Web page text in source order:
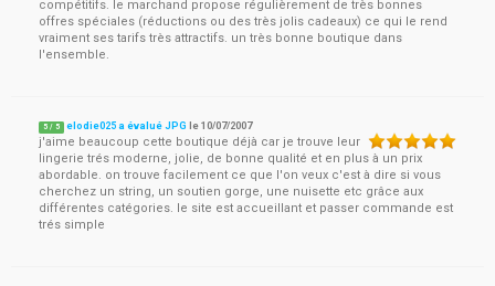
compétitifs. le marchand propose régulièrement de très bonnes
offres spéciales (réductions ou des très jolis cadeaux) ce qui le rend
vraiment ses tarifs très attractifs. un très bonne boutique dans
l'ensemble.
5 / 5 elodie025 a évalué JPG le10/07/2007
j'aime beaucoup cette boutique déjà car je trouve leur
lingerie trés moderne, jolie, de bonne qualité et en plus à un prix
abordable. on trouve facilement ce que l'on veux c'est à dire si vous
cherchez un string, un soutien gorge, une nuisette etc grâce aux
différentes catégories. le site est accueillant et passer commande est
trés simple